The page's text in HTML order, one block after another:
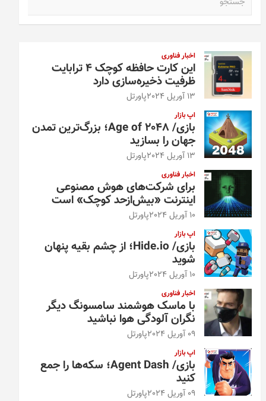
اخبار فناوری
این کارت حافظه کوچک ۴ ترابایت
ظرفیت ذخیره‌سازی دارد
13 آوریل 2024 پاورتل
اپ بازار
بازی/ Age of 2048؛ بزرگ‌ترین تمدن
جهان را بسازید
13 آوریل 2024 پاورتل
اخبار فناوری
برای شرکت‌های هوش مصنوعی
اینترنت «بیش‌از‌حد کوچک» است
10 آوریل 2024 پاورتل
اپ بازار
بازی/ Hide.io؛ از چشم بقیه پنهان
شوید
10 آوریل 2024 پاورتل
اخبار فناوری
با ماسک هوشمند سامسونگ دیگر
نگران آلودگی هوا نباشید
09 آوریل 2024 پاورتل
اپ بازار
بازی/ Agent Dash؛ سکه‌ها را جمع
کنید
09 آوریل 2024 پاورتل